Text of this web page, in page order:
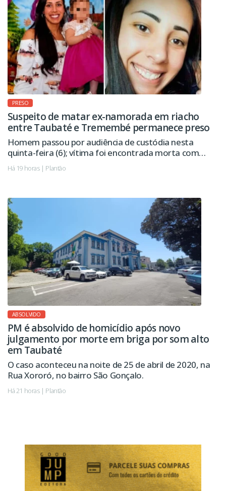
PRESO
Suspeito de matar ex-namorada em riacho
entre Taubaté e Tremembé permanece preso
Homem passou por audiência de custódia nesta
quinta-feira (6); vítima foi encontrada morta com
sinais de violência.
Há 19 horas | Plantão
ABSOLVIDO
PM é absolvido de homicídio após novo
julgamento por morte em briga por som alto
em Taubaté
O caso aconteceu na noite de 25 de abril de 2020, na
Rua Xororó, no bairro São Gonçalo.
Há 21 horas | Plantão